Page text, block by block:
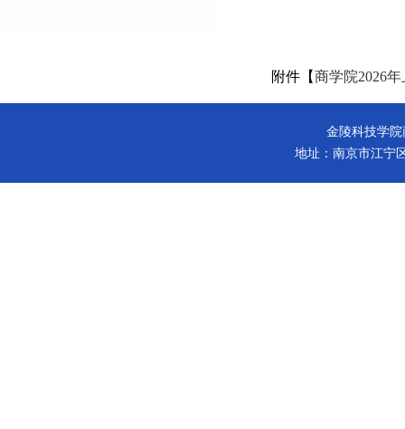
附件【商学院2026
金陵科技学院
地址：南京市江宁